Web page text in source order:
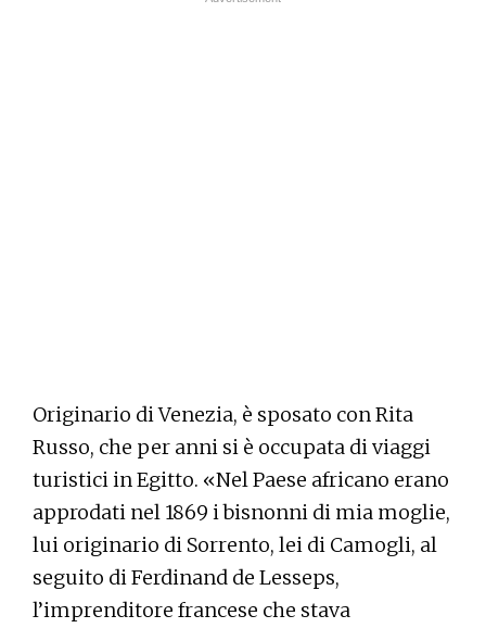
Originario di Venezia, è sposato con Rita
Russo, che per anni si è occupata di viaggi
turistici in Egitto. «Nel Paese africano erano
approdati nel 1869 i bisnonni di mia moglie,
lui originario di Sorrento, lei di Camogli, al
seguito di Ferdinand de Lesseps,
l’imprenditore francese che stava